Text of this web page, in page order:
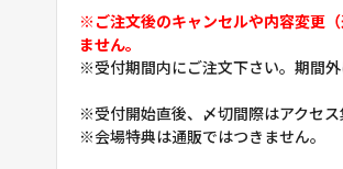
※ご注文後のキャンセルや内容変更
ません。
※受付期間内にご注文下さい。期間外
※受付開始直後、〆切間際はアクセス
※会場特典は通販ではつきません。